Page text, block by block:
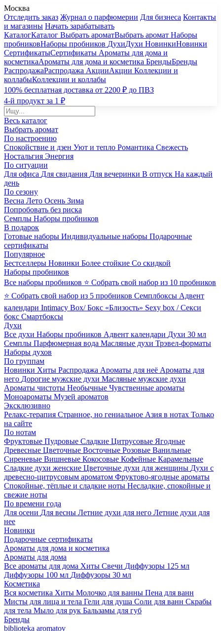
Москва
Отследить заказ Журнал о парфюмерии Для бизнеса Контакты
и магазины Начать зарабатывать
КаталогКаталог Выбрать ароматВыбрать аромат Наборы
пробниковНаборы пробников ДухиДухи НовинкиНовинки
СертификатыСертификаты Ароматы для дома и
косметикаАроматы для дома и косметика БрендыБренды
РаспродажаРаспродажа АкцииАкции Коллекции и
коллабыКоллекции и коллабы
100% бесплатная доставка от 2200 ₽ до ПВЗ
4-й продукт за 1 ₽
Весь каталог
Выбрать аромат
По настроению
Спокойствие и дзен Уют и тепло Романтика Свежесть
Ностальгия Энергия
По ситуации
Для офиса Для свидания Для вечеринки В отпуск На каждый
день
По сезону
Весна Лето Осень Зима
Попробовать без риска
Семплы Наборы пробников
В подарок
Готовые наборы Индивидуальные наборы Подарочные
сертификаты
Популярное
Бестселлеры Новинки Более стойкие Со скидкой
Наборы пробников
Все наборы пробников ⭐ Собрать свой набор из 10 пробников
⭐ Собрать свой набор из 5 пробников Семплбоксы Адвент
календари Intimacy Box/ Бокс «Близость» Sexy box / Секси
бокс Смартбоксы
Духи
Все духи Наборы пробников Адвент календари Духи 30 мл
Семплы Парфюмерная вода Масляные духи Трэвел-форматы
Наборы духов
По группам
Новинки Хиты Распродажа Ароматы для неё Ароматы для
него Дорогие мужские духи Масляные мужские духи
Ароматы чистоты Необычные Чувственные ароматы
Моноароматы Музей ароматов
Эксклюзивно
Релакс-терапия Странное, но гениальное Азия в нотах Только
на сайте
По нотам
Фруктовые Пудровые Сладкие Цитрусовые Ягодные
Древесные Цветочные Восточные Розовые Ванильные
Сиреневые Вишневые Кокосовые Кофейные Карамельные
Сладкие духи женские Цветочные духи для женщины Духи с
древесно-цитрусовым ароматом Фруктово-ягодные ароматы
Спокойные, тёплые и сладкие ноты Несладкие, спокойные и
свежие ноты
По времени года
Для осени Для весны Летние духи для него Летние духи для
нее
Новинки
Подарочные сертификаты
Ароматы для дома и косметика
Ароматы для дома
Все ароматы для дома Хиты Свечи Диффузоры 125 мл
Диффузоры 100 мл Диффузоры 30 мл
Косметика
Вся косметика Хиты Молочко для ванны Пена для ванн
Мисты для лица и тела Гели для душа Соли для ванн Скрабы
для тела Мыло для рук Бальзамы для губ
Бренды
biblioteka aromatov